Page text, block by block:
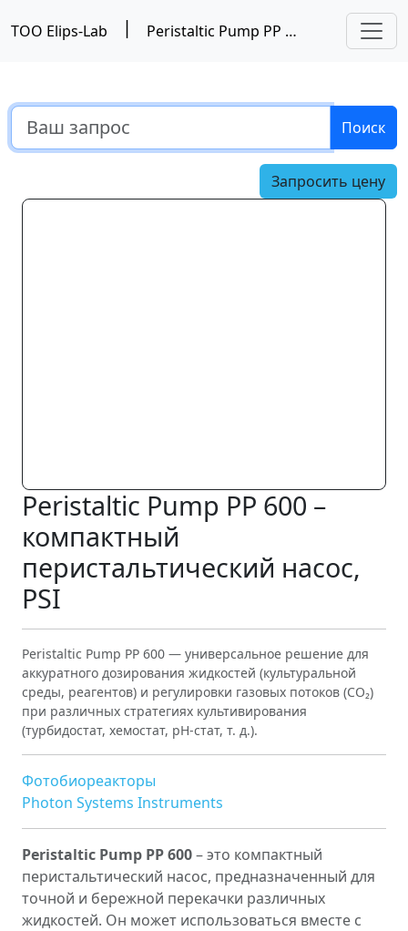
ТОО Elips-Lab | Peristaltic Pump PP 600 – компактный перистальтический насос, PSI
Поиск
Запросить цену
Peristaltic Pump PP 600 –
компактный
перистальтический насос,
PSI
Peristaltic Pump PP 600 — универсальное решение для
аккуратного дозирования жидкостей (культуральной
среды, реагентов) и регулировки газовых потоков (CO₂)
при различных стратегиях культивирования
(турбидостат, хемостат, pH-стат, т. д.).
Фотобиореакторы
Photon Systems Instruments
Peristaltic Pump PP 600– это компактный
перистальтический насос, предназначенный для
точной и бережной перекачки различных
жидкостей. Он может использоваться вместе с